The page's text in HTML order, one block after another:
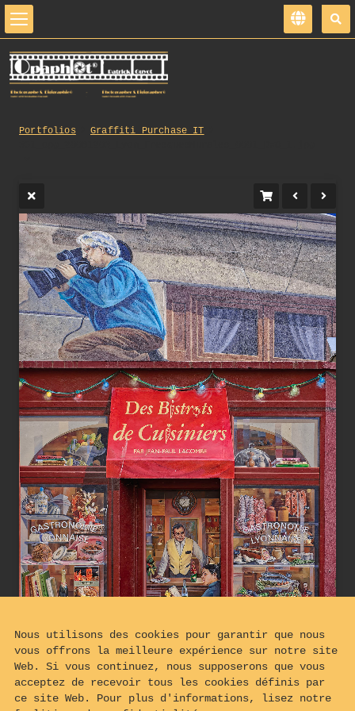
Portfolios
Graffiti_Purchase_IT
Nous utilisons des cookies pour garantir que nous
vous offrons la meilleure expérience sur notre site
Web. Si vous continuez, nous supposerons que vous
acceptez de recevoir tous les cookies définis par
ce site Web. Pour plus d'informations, lisez notre